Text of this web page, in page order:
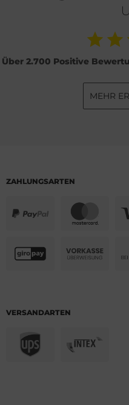
Über 2.700 Positive
MEHR
ZAHLUNGSARTEN
VERSANDARTEN